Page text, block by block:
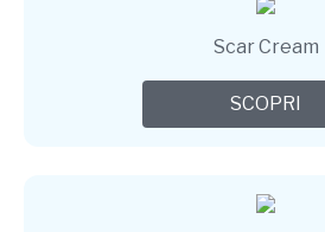
Scar Cream
SCOPRI